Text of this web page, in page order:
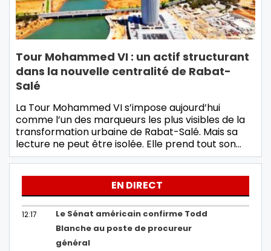
Tour Mohammed VI : un actif structurant
dans la nouvelle centralité de Rabat-
Salé
La Tour Mohammed VI s’impose aujourd’hui
comme l’un des marqueurs les plus visibles de la
transformation urbaine de Rabat-Salé. Mais sa
lecture ne peut être isolée. Elle prend tout son…
EN DIRECT
12:17
Le Sénat américain confirme Todd
Blanche au poste de procureur
général